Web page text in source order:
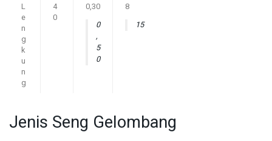
L
e
n
g
k
u
n
g
4
0
0,30
0
,
5
0
8
15
Jenis Seng Gelombang